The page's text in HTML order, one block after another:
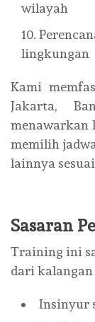
wilayah
lingkungan
Kami
Jakarta,
menawarkan
memilih
lainnya
Sasaran
Training ini
dari kalangan
Insinyur